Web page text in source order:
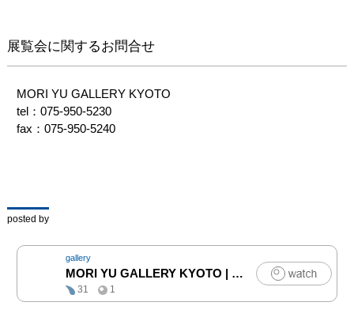
展覧会に関するお問合せ
MORI YU GALLERY KYOTO
tel：075-950-5230
fax：075-950-5240
posted by
gallery
MORI YU GALLERY KYOTO |
アート
31
1